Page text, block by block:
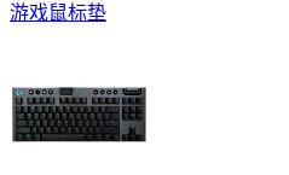
游戏鼠标垫